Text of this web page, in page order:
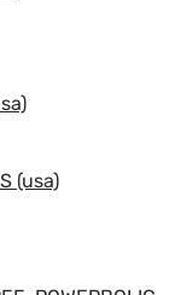
(usa)